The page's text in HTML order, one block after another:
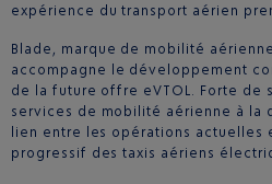
expérience du transport aérien
Blade, marque de mobilité
accompagne le développement
de la future offre eVTOL. Forte de
services de mobilité aérienne à la
lien entre les opérations actuelles
progressif des taxis aériens